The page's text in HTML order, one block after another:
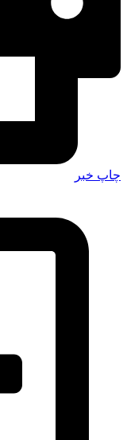
چاپ خبر